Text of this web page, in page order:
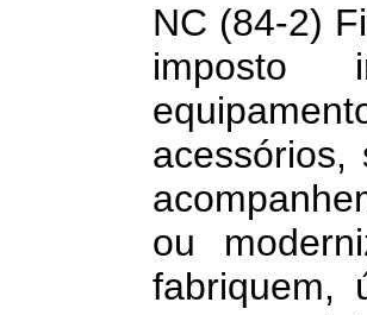
NC (84-2)
imposto
acessórios,
ou
fabriquem,